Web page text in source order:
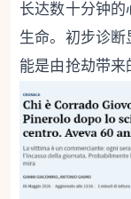
长达数十分钟
生命。初步诊
能是由抢劫带来